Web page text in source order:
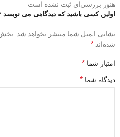
هنوز بررسی‌ای ثبت نشده است.
اولین کسی باشید که دیدگاهی می نویسد
نشانی ایمیل شما منتشر نخواهد شد.
شده‌اند *
امتیاز شما *
دیدگاه شما *